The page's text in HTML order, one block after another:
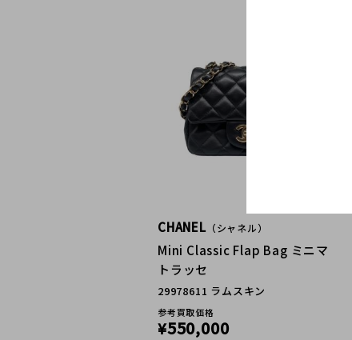
CHANEL （シャネル）
Mini Classic Flap Bag ミニマ
トラッセ
29978611 ラムスキン
参考買取価格
¥550,000